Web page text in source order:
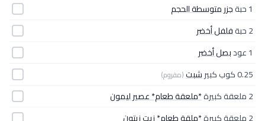
1 حبة
جزر متوسطة الحجم
2 حبة
فلفل أخضر
1 عود
بصل أخضر
0.25 كوب كبير
شبت(مفروم)
2 ملعقة كبيرة
*ملعقة طعام* عصير ليمون
2 ملعقة كبيرة
*ملقة طعام* زيت زيتون